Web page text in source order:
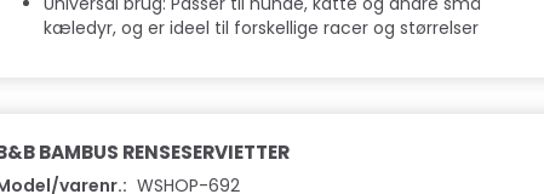
kæledyr, og er ideel til forskellige racer og størrelser
BAMBUS RENSESERVIETTER
varenr.: WSHOP-692